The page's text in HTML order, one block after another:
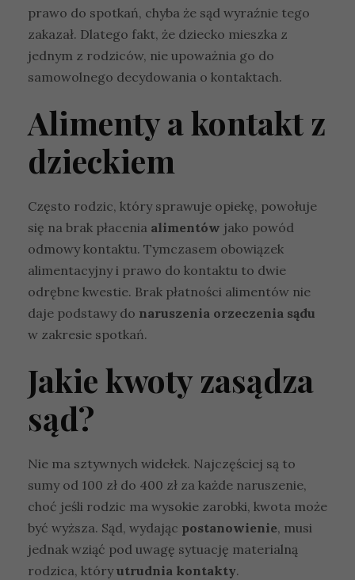
prawo do spotkań, chyba że sąd wyraźnie tego
zakazał. Dlatego fakt, że dziecko mieszka z
jednym z rodziców, nie upoważnia go do
samowolnego decydowania o kontaktach.
Alimenty a kontakt z
dzieckiem
Często rodzic, który sprawuje opiekę, powołuje
się na brak płacenia alimentów jako powód
odmowy kontaktu. Tymczasem obowiązek
alimentacyjny i prawo do kontaktu to dwie
odrębne kwestie. Brak płatności alimentów nie
daje podstawy do naruszenia orzeczenia sądu
w zakresie spotkań.
Jakie kwoty zasądza
sąd?
Nie ma sztywnych widełek. Najczęściej są to
sumy od 100 zł do 400 zł za każde naruszenie,
choć jeśli rodzic ma wysokie zarobki, kwota może
być wyższa. Sąd, wydając postanowienie, musi
jednak wziąć pod uwagę sytuację materialną
rodzica, któryutrudnia kontakty.